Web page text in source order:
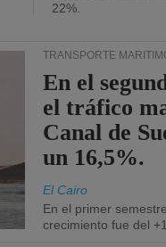
22%.
TRANSPORTE
En el
el tráfico
Canal de
un 16,5%.
El Cairo
En el primer
crecimiento fue del